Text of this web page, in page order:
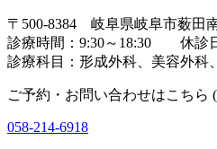
〒500-8384 岐阜県岐阜市薮田
診療時間：9:30～18:30 休診
診療科目：形成外科、美容外科
ご予約・お問い合わせはこちら
058-214-6918